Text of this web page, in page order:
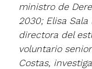
ministro de
2030; Elisa Sala
directora del
voluntario
Costas,